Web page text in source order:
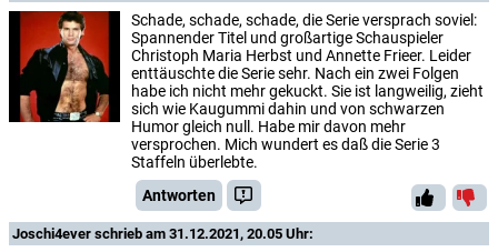
Schade, schade, schade, die Serie versprach soviel:
Spannender Titel und großartige Schauspieler
Christoph Maria Herbst und Annette Frieer. Leider
enttäuschte die Serie sehr. Nach ein zwei Folgen
habe ich nicht mehr gekuckt. Sie ist langweilig, zieht
sich wie Kaugummi dahin und von schwarzen
Humor gleich null. Habe mir davon mehr
versprochen. Mich wundert es daß die Serie 3
Staffeln überlebte.
Antworten
Joschi4ever schrieb am 31.12.2021, 20.05 Uhr: